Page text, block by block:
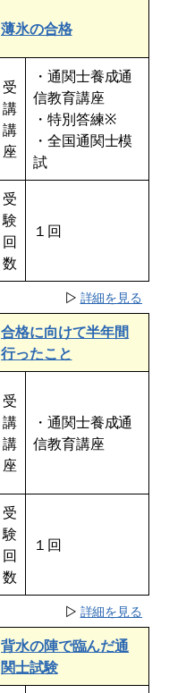
薄氷の合格
受
講
講
座
・通関士養成通
信教育講座
・特別答練※
・全国通関士模
試
受
験
回
数
１回
▷ 詳細を見る
合格に向けて半年間
行ったこと
受
講
講
座
・通関士養成通
信教育講座
受
験
回
数
１回
▷ 詳細を見る
背水の陣で臨んだ通
関士試験